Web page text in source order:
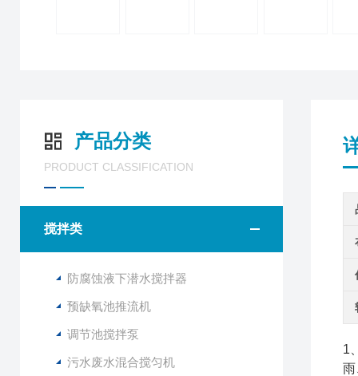
产品分类
PRODUCT CLASSIFICATION
搅拌类
防腐蚀液下潜水搅拌器
预缺氧池推流机
调节池搅拌泵
污水废水混合搅匀机
1
雨